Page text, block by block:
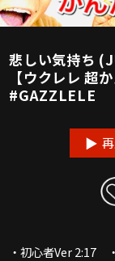
悲しい気持ち
【ウクレレ 超
#GAZZLELE
・初心者Ver 2:17